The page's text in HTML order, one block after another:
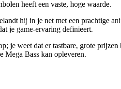
heeft een vaste, hoge waarde.
hij in je net met een prachtige
je game-ervaring definieert.
je weet dat er tastbare, grote
Mega Bass kan opleveren.